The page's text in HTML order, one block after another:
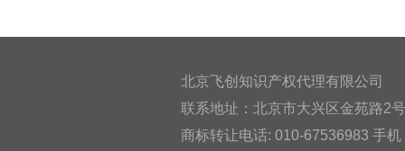
北京飞创知识产权代理有限公司
联系地址：北京市大兴区金苑路2
商标转让电话: 010-67536983 手